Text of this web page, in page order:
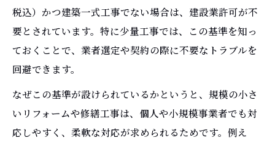
税込）かつ建築一式工事でない場合は、建設業許可が不
要とされています。特に少量工事では、この基準を知っ
ておくことで、業者選定や契約の際に不要なトラブルを
回避できます。
なぜこの基準が設けられているかというと、規模の小さ
いリフォームや修繕工事は、個人や小規模事業者でも対
応しやすく、柔軟な対応が求められるためです。例え